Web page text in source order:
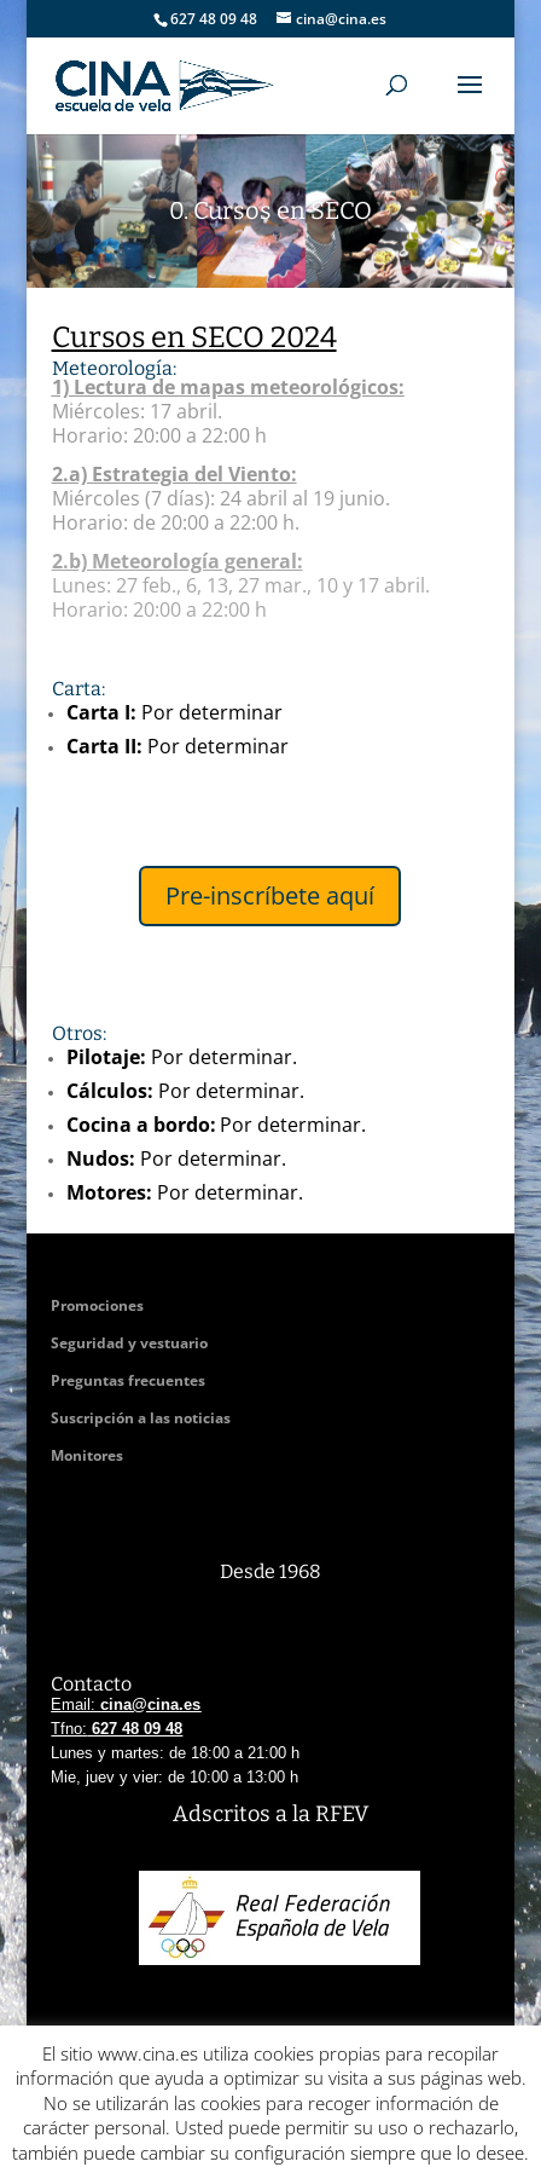
627 48 09 48 cina@cina.es
0. Cursos en SECO
Cursos en SECO 2024
Meteorología:
1) Lectura de mapas meteorológicos:
Miércoles: 17 abril.
Horario: 20:00 a 22:00 h
2.a) Estrategia del Viento:
Miércoles (7 días): 24 abril al 19 junio.
Horario: de 20:00 a 22:00 h.
2.b) Meteorología general:
Lunes: 27 feb., 6, 13, 27 mar., 10 y 17 abril.
Horario: 20:00 a 22:00 h
Carta:
Carta I: Por determinar
Carta II: Por determinar
Pre-inscríbete aquí
Otros:
Pilotaje: Por determinar.
Cálculos: Por determinar.
Cocina a bordo: Por determinar.
Nudos: Por determinar.
Motores: Por determinar.
Promociones
Seguridad y vestuario
Preguntas frecuentes
Suscripción a las noticias
Monitores
Desde 1968
Contacto
Email:cina@cina.es
Tfno: 627 48 09 48
Lunes y martes: de 18:00 a 21:00 h
Mie, juev y vier: de 10:00 a 13:00 h
Adscritos a la RFEV
Política de cookies
Política de privacidad
Condiciones de uso
Condiciones de curso y devolución
Aceptación de responsabilidad de cesión
El sitio www.cina.es utiliza cookies propias para recopilar
información que ayuda a optimizar su visita a sus páginas web.
No se utilizarán las cookies para recoger información de
carácter personal. Usted puede permitir su uso o rechazarlo,
también puede cambiar su configuración siempre que lo desee.